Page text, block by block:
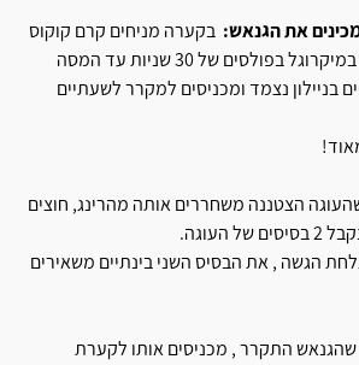
את הגנאש: בקערה מניחים קרם קוקוס
ושוקולד מריר, ממיסים במיקרוגל בפולסים של 30 שניות עד המסה
בניילון נצמד ומכניסים למקרר לשעתיים
הצטננה משחררים אותה מהרינג, חוצים
הגשה , את הבסיס השני בינתיים משאירים
התקרר , מכניסים אותו לקערת